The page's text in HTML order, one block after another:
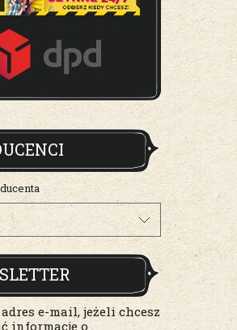
e-mail, jeżeli chcesz
informacje o